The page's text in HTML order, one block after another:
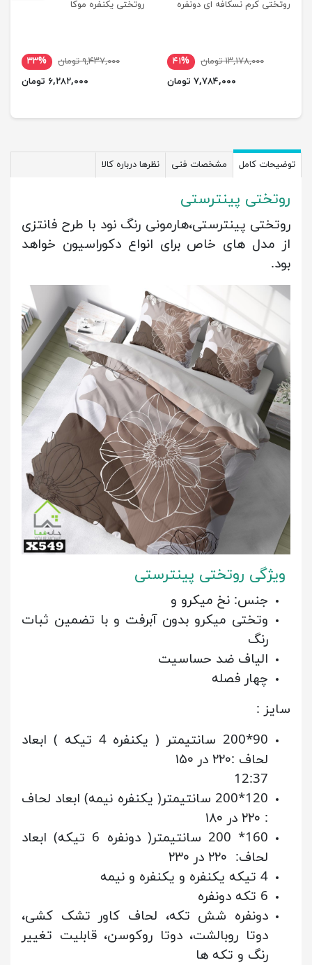
روتختی کرم نسکافه ای دونفره
۱۳,۱۷۸,۰۰۰ تومان
۴۱%
۷,۷۸۴,۰۰۰ تومان
روتختی یکنفره موکا
۹,۴۳۷,۰۰۰ تومان
۳۳%
۶,۲۸۲,۰۰۰ تومان
توضیحات کامل مشخصات فنی نظرها درباره کالا
روتختی پینترستی
روتختی پینترستی،هارمونی رنگ نود با طرح فانتزی
از مدل های خاص برای انواع دکوراسیون خواهد
بود.
ویژگی روتختی پینترستی
جنس: نخ میکرو و
وتختی میکرو بدون آبرفت و با تضمین ثبات
رنگ
الیاف ضد حساسیت
چهار فصله
سایز :
90*200 سانتیمتر ( یکنفره 4 تیکه ) ابعاد
لحاف :۲۲۰ در ۱۵۰
12:37
120*200 سانتیمتر( یکنفره نیمه) ابعاد لحاف
: ۲۲۰ در ۱۸۰
160* 200 سانتیمتر( دونفره 6 تیکه) ابعاد
لحاف: ۲۲۰ در ۲۳۰
4 تیکه یکنفره و یکنفره و نیمه
6 تکه دونفره
دونفره شش تکه، لحاف کاور تشک کشی،
دوتا روبالشت، دوتا روکوسن، قابلیت تغییر
رنگ و تکه ها